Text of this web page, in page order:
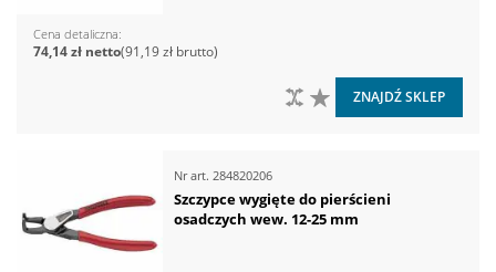
Cena detaliczna
91,19 zł
74,14 zł
DO LISTY ŻYCZEŃ
DO PORÓWNANIA
ZNAJDŹ SKLEP
Nr art. 284820206
Szczypce wygięte do pierścieni
osadczych wew. 12-25 mm